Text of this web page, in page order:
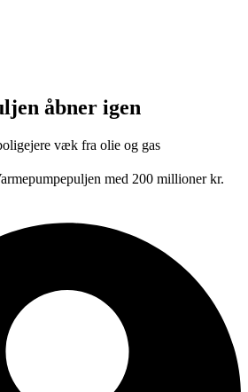
åbner igen
væk fra olie og gas
med 200 millioner kr.